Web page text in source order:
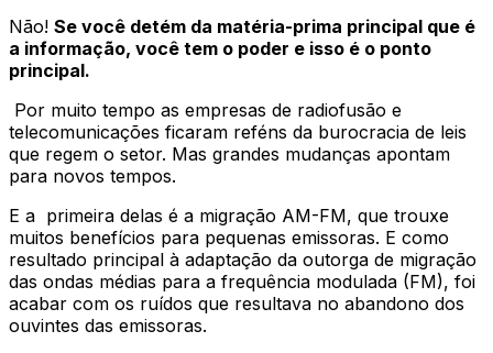
Não! Se você detém da matéria-prima principal que é
a informação, você tem o poder e isso é o ponto
principal.
Por muito tempo as empresas de radiofusão e
telecomunicações ficaram reféns da burocracia de leis
que regem o setor. Mas grandes mudanças apontam
para novos tempos.
E a primeira delas é a migração AM-FM, que trouxe
muitos benefícios para pequenas emissoras. E como
resultado principal à adaptação da outorga de migração
das ondas médias para a frequência modulada (FM), foi
acabar com os ruídos que resultava no abandono dos
ouvintes das emissoras.